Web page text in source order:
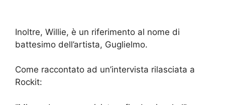
Inoltre, Willie, è un riferimento al nome di
battesimo dell’artista, Guglielmo.
Come raccontato ad un’intervista rilasciata a
Rockit: